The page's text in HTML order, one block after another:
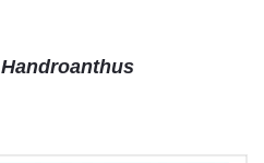
Handroanthus